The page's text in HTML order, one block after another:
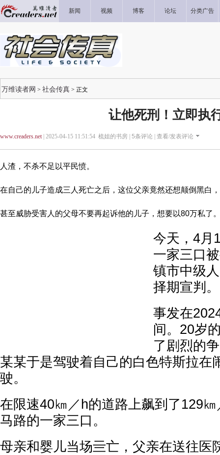
新闻 视频 博客 论坛 分类广告
万维读者网 > 社会传真 > 正文
让他死刑！立即执
www.creaders.net| 2025-04-15 11:51:54 梳姐的书房 | 5条评论 | 查看/发表评论
人渣，不杀不足以平民愤。
在自己的儿子造成三人死亡之后，这位父亲竟然还想颠倒黑白
甚至威胁受害人的父母不要再起诉他的儿子，想要以80万私了
今天，4月
一家三口
镇市中级
择期宣判。
事发在
间。20岁
了剧烈的
某某于是驾驶着自己的白色特斯拉在
驶。
在限速40㎞／h的道路上飙到了129
马路的一家三口。
母亲和婴儿当场亖亡，父亲在送往医